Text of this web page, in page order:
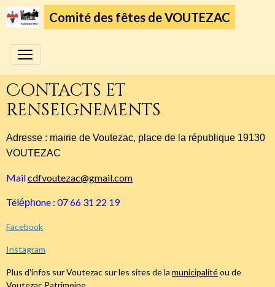
Comité des fêtes de VOUTEZAC
Contacts et
renseignements
Adresse : mairie de Voutezac, place de la république 19130
VOUTEZAC
Mailcdfvoutezac@gmail.com
Téléphone : 07 66 31 22 19
Facebook
Instagram
Plus d'infos sur Voutezac sur les sites de la municipalitéou de
Voutezac Patrimoine